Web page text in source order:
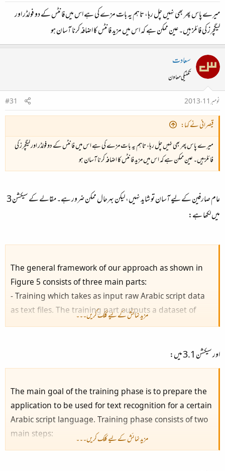
میرے پاس پھر بھی نہیں چل رہا، تاہم یہ بات مزے کی ہے اس میں فانٹس کے دو فولڈر اور
لیگچرز کی فائلز ہیں۔ عین ممکن ہے کہ اس میں مزید فانٹس کا اضافہ کرنا آسان ہو
سعادت
تکنیکی معاون
نومبر 11، 2013
#31
قیصرانی نے کہا:
میرے پاس پھر بھی نہیں چل رہا، تاہم یہ بات مزے کی ہے اس میں فانٹس کے دو فولڈر اور لیگچرز کی
فائلز ہیں۔ عین ممکن ہے کہ اس میں مزید فانٹس کا اضافہ کرنا آسان ہو
عام صارفین کے لیے آسان تو شاید نہیں، لیکن بہرحال ممکن ضرور ہے۔ مقالے کے سیکشن3
میں لکھا ہے:
The general framework of our approach as shown in
Figure 5 consists of three main parts:
-Training which takes as input raw Arabic script data
as text files. The training part outputs a dataset of
ligatures, where each ligature is described by a feature
-User Interface[...]
مزید نمائش کے لیے کلک کریں۔۔۔
اور سیکشن 3.1میں:
The main goal of the training phase is to prepare the
application to be used for text recognition for a certain
Arabic script language. Training phase consists of two
main steps:
1. Generation of a dataset of images for the possible
مزید نمائش کے لیے کلک کریں۔۔۔